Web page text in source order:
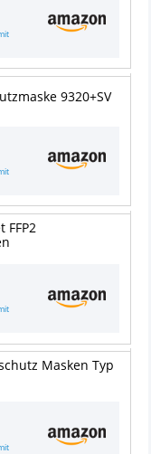
9320+SV
FFP2
Masken Typ